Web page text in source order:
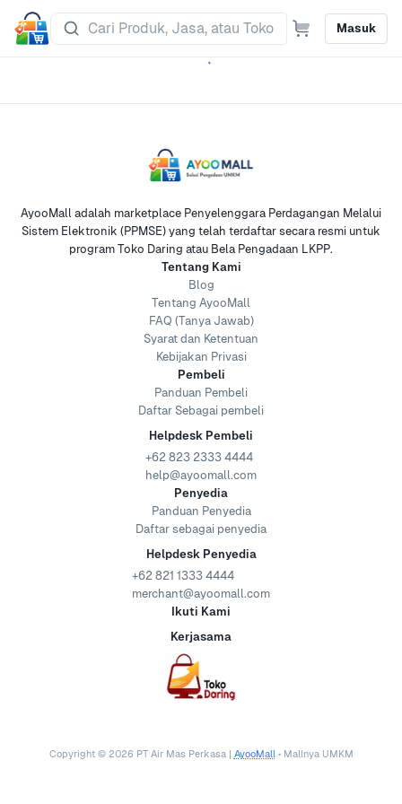
Masuk
AyooMall adalah marketplace Penyelenggara Perdagangan Melalui
Sistem Elektronik (PPMSE) yang telah terdaftar secara resmi untuk
program Toko Daring atau Bela Pengadaan LKPP.
Tentang Kami
Blog
Tentang AyooMall
FAQ (Tanya Jawab)
Syarat dan Ketentuan
Kebijakan Privasi
Pembeli
Panduan Pembeli
Daftar Sebagai pembeli
Helpdesk Pembeli
+62 823 2333 4444
help@ayoomall.com
Penyedia
Panduan Penyedia
Daftar sebagai penyedia
Helpdesk Penyedia
+62 821 1333 4444
merchant@ayoomall.com
Ikuti Kami
Kerjasama
Copyright © 2026 PT Air Mas Perkasa | AyooMall • Mallnya UMKM